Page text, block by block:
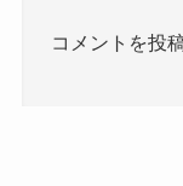
コメントを投